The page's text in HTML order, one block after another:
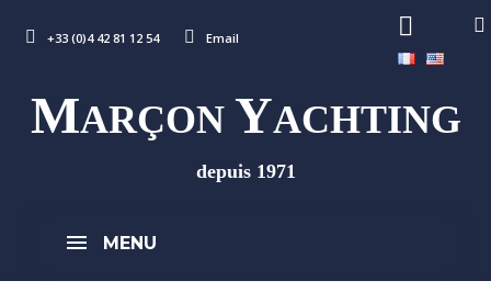
+33 (0)4 42 81 12 54 Email
MARÇON YACHTING
depuis 1971
MENU